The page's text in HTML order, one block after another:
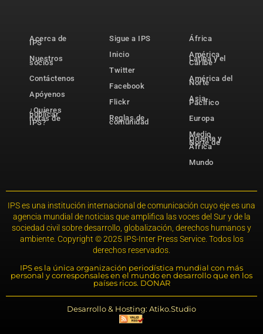
Acerca de
IPS
Nuestros
socios
Contáctenos
Apóyenos
¿Quieres
publicar
notas de
IPS?
Sigue a IPS
Inicio
Twitter
Facebook
Flickr
Reglas de
comunidad
África
América
Latina y el
Caribe
América del
Norte
Asia-
Pacífico
Europa
Medio
Oriente y
Norte de
África
Mundo
IPS es una institución internacional de comunicación cuyo eje es una
agencia mundial de noticias que amplifica las voces del Sur y de la
sociedad civil sobre desarrollo, globalización, derechos humanos y
ambiente. Copyright © 2025 IPS-Inter Press Service. Todos los
derechos reservados.
IPS es la única organización periodística mundial con más
personal y corresponsales en el mundo en desarrollo que en los
países ricos. DONAR
Desarrollo & Hosting: Atiko.Studio